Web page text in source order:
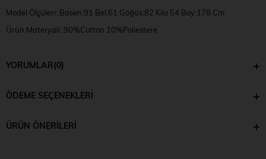
Model Ölçüleri: Basen:91 Bel:61 Göğüs:82 Kilo 54 Boy:178 Cm
Ürün Materyali: 90%Cotton 10%Poliestere
YORUMLAR(0)
ÖDEME SEÇENEKLERI
ÜRÜN ÖNERILERI